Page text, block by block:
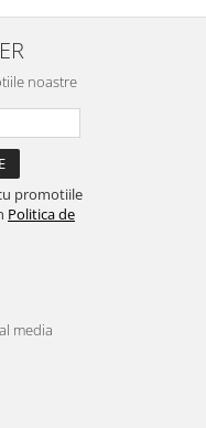
noastre
promotiile
Politica de
media